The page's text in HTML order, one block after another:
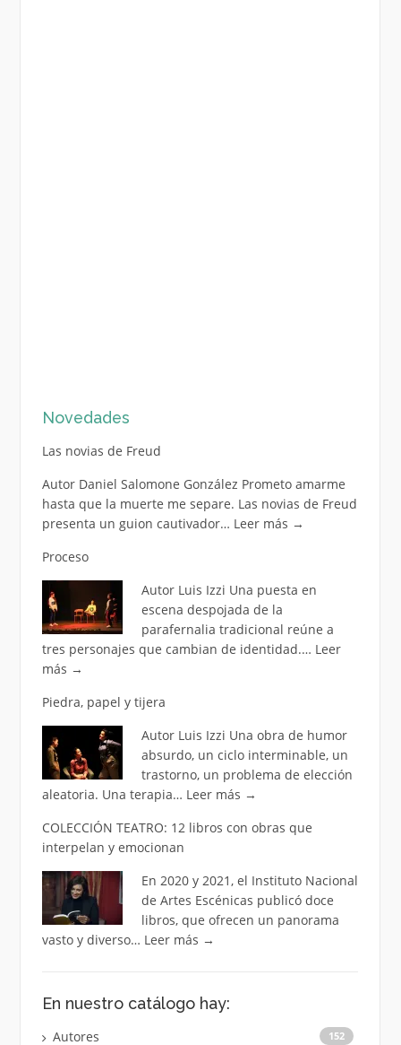
Novedades
Las novias de Freud
Autor Daniel Salomone González Prometo amarme
hasta que la muerte me separe. Las novias de Freud
presenta un guion cautivador… Leer más →
Proceso
Autor Luis Izzi Una puesta en
escena despojada de la
parafernalia tradicional reúne a
tres personajes que cambian de identidad.… Leer
más →
Piedra, papel y tijera
Autor Luis Izzi Una obra de humor
absurdo, un ciclo interminable, un
trastorno, un problema de elección
aleatoria. Una terapia… Leer más →
COLECCIÓN TEATRO: 12 libros con obras que
interpelan y emocionan
En 2020 y 2021, el Instituto Nacional
de Artes Escénicas publicó doce
libros, que ofrecen un panorama
vasto y diverso… Leer más →
En nuestro catálogo hay:
Autores 152